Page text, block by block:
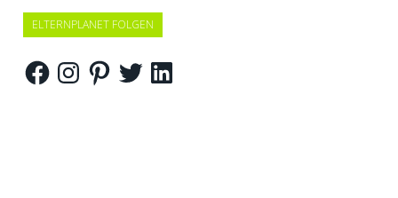
ELTERNPLANET FOLGEN
FacebookInstagramPinterestTwitterLinkedIn